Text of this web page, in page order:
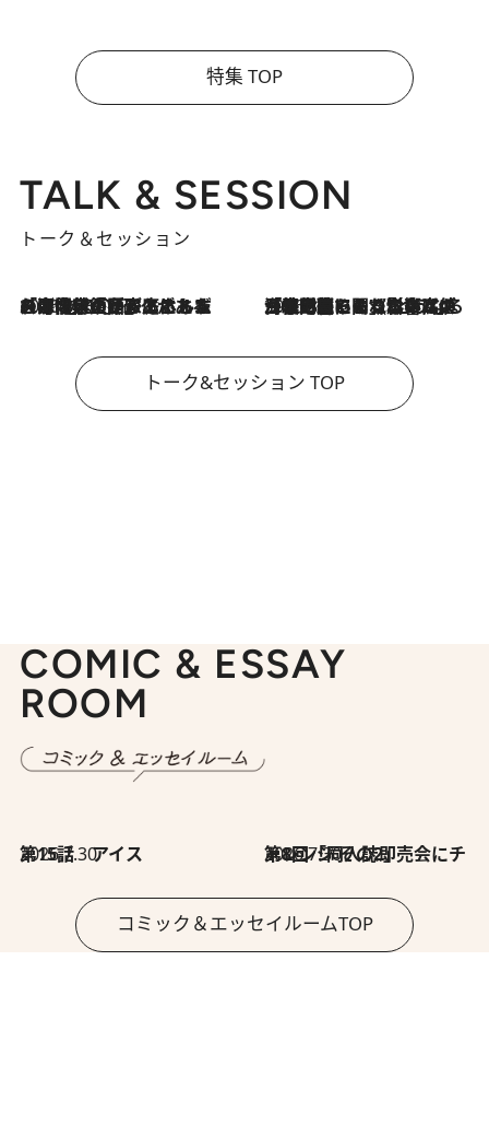
特集 TOP
TALK & SESSION
トーク＆セッション
2026.8.3
「今後値上げがあるとすれば…」「リスクがあるのは今年の冬」エネルギー専門家が語る、ホルムズ海峡封鎖が家庭にもたらす“ある心配” 2026.8.3
「住宅建てられない…」「サーチャージ料の高値が続いている」ホルムズ海峡封鎖による影響はいつまで続く？《エネルギー専門家に聞く“どうなる日本の暮らし”》
トーク&セッション TOP
COMIC & ESSAY
ROOM
2026.7.30
第15話 アイス 2026.7.30
第8回「同人誌即売会にチャレンジ その2」
コミック＆エッセイルームTOP